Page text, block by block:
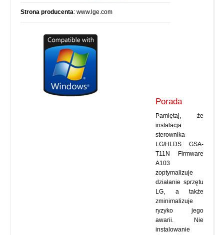
Strona producenta: www.lge.com
Porada
Pamiętaj, że
instalacja
sterownika
LG/HLDS GSA-
T11N Firmware
A103
zoptymalizuje
działanie sprzętu
LG, a także
zminimalizuje
ryzyko jego
awarii. Nie
instalowanie